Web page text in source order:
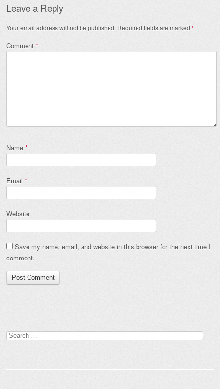
Leave a Reply
Your email address will not be published. Required fields are marked *
Comment *
Name *
Email *
Website
Save my name, email, and website in this browser for the next time I
comment.
Search
for: